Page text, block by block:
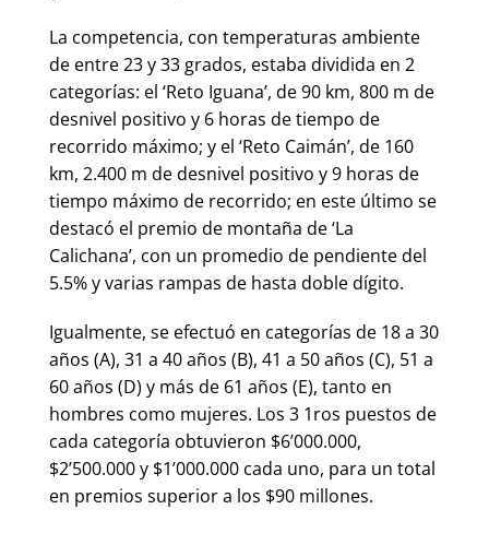
La competencia, con temperaturas ambiente
de entre 23 y 33 grados, estaba dividida en 2
categorías: el ‘Reto Iguana’, de 90 km, 800 m de
desnivel positivo y 6 horas de tiempo de
recorrido máximo; y el ‘Reto Caimán’, de 160
km, 2.400 m de desnivel positivo y 9 horas de
tiempo máximo de recorrido; en este último se
destacó el premio de montaña de ‘La
Calichana’, con un promedio de pendiente del
5.5% y varias rampas de hasta doble dígito.
Igualmente, se efectuó en categorías de 18 a 30
años (A), 31 a 40 años (B), 41 a 50 años (C), 51 a
60 años (D) y más de 61 años (E), tanto en
hombres como mujeres. Los 3 1ros puestos de
cada categoría obtuvieron $6’000.000,
$2’500.000 y $1’000.000 cada uno, para un total
en premios superior a los $90 millones.